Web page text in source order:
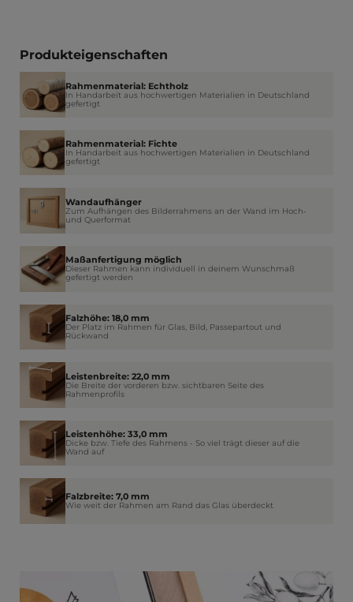
Produkteigenschaften
Rahmenmaterial: Echtholz
In Handarbeit aus hochwertigen Materialien in Deutschland
gefertigt
Rahmenmaterial: Fichte
In Handarbeit aus hochwertigen Materialien in Deutschland
gefertigt
Wandaufhänger
Zum Aufhängen des Bilderrahmens an der Wand im Hoch-
und Querformat
Maßanfertigung möglich
Dieser Rahmen kann individuell in deinem Wunschmaß
gefertigt werden
Falzhöhe: 18,0 mm
Der Platz im Rahmen für Glas, Bild, Passepartout und
Rückwand
Leistenbreite: 22,0 mm
Die Breite der vorderen bzw. sichtbaren Seite des
Rahmenprofils
Leistenhöhe: 33,0 mm
Dicke bzw. Tiefe des Rahmens - So viel trägt dieser auf die
Wand auf
Falzbreite: 7,0 mm
Wie weit der Rahmen am Rand das Glas überdeckt